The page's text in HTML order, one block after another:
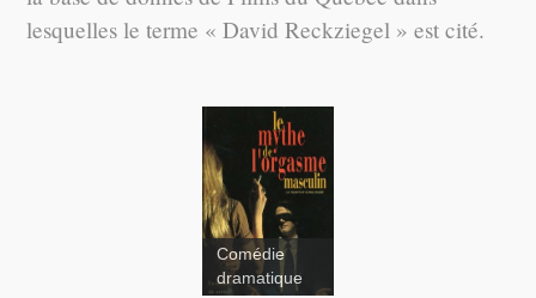
lesquelles le terme « David Reckziegel » est cité.
Comédie
dramatique